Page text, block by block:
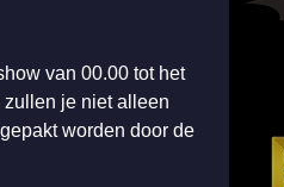
van 00.00 tot het
je niet alleen
worden door de